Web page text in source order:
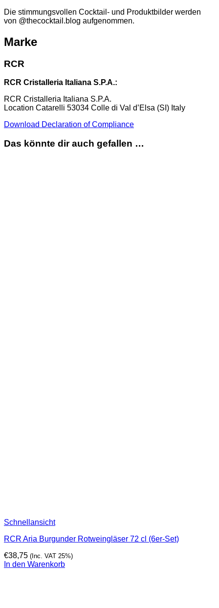
Die stimmungsvollen Cocktail- und Produktbilder werden
von @thecocktail.blog aufgenommen.
Marke
RCR
RCR Cristalleria Italiana S.P.A.:
RCR Cristalleria Italiana S.P.A.
Location Catarelli 53034 Colle di Val d’Elsa (SI) Italy
Download Declaration of Compliance
Das könnte dir auch gefallen …
Schnellansicht
RCR Aria Burgunder Rotweingläser 72 cl (6er-Set)
€38,75 (Inc. VAT 25%)
In den Warenkorb